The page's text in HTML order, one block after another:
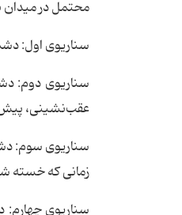
محتمل در میدان
سناریوی اول:
سناریوی دوم:
عقب‌نشینی، پیش
سناریوی سوم:
زمانی که خسته
سناریوی